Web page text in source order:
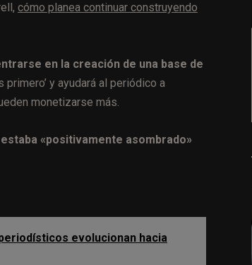
cómo planea continuar construyendo
en la creación de una base de
y ayudará al periódico a
monetizarse más.
estaba «positivamente asombrado»
evolucionan hacia